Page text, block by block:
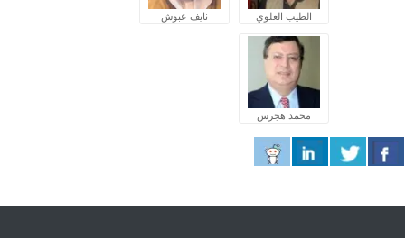
الطيب العلوي نايف عبوش
محمد هجرس